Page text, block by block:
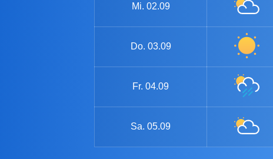
Mi. 02.09
Do. 03.09
Fr. 04.09
Sa. 05.09